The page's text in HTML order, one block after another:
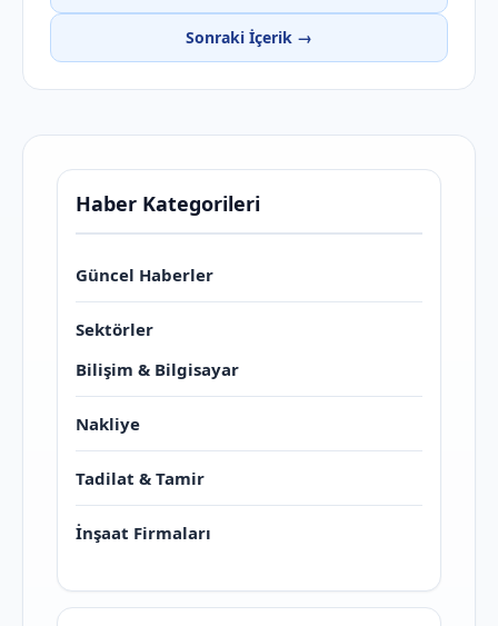
Sonraki İçerik →
Haber Kategorileri
Güncel Haberler
Sektörler
Bilişim & Bilgisayar
Nakliye
Tadilat & Tamir
İnşaat Firmaları